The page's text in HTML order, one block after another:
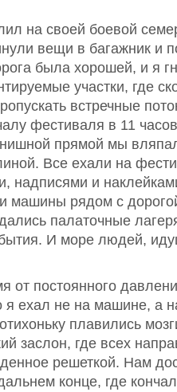
на своей боевой
вещи в багажник и
была хорошей, и я
участки, где
встречные
фестиваля в 11
прямой мы
Все ехали на
надписями и
машины рядом с
палаточные
И море людей,
от постоянного
я ехал не на машине, а
плавились
заслон, где всех
решеткой. Нам
конце, где